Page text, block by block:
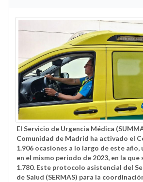
El Servicio de Urgencia Médica
Comunidad de Madrid ha activado el
1.906 ocasiones a lo largo de este año,
en el mismo periodo de 2023, en la que
1.780. Este protocolo asistencial del
de Salud (SERMAS) para la